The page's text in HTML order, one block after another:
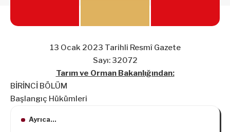
13 Ocak 2023 Tarihli Resmî Gazete
Sayı: 32072
Tarım ve Orman Bakanlığından:
BİRİNCİ BÖLÜM
Başlangıç Hükümleri
Ayrıca...